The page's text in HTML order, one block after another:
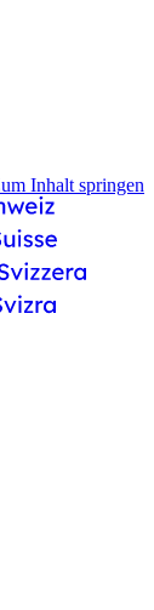
Inhalt springen